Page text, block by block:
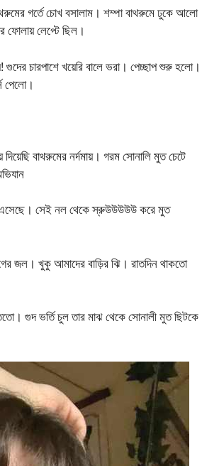
গর্তে চোখ বসালাম। শম্পা বাথরুমে ঢুকে আলো
ফোলায় লেপ্টে ছিল।
চারপাশে খয়েরি বালে ভরা। পেচ্ছাপ শুরু হলো।
পেলো।
বাথরুমের নর্দমায়। গরম সোনালি মুত চেটে
এসেছে। সেই নল থেকে স্রুউউউউউ করে মুত
জল। খুকু আমাদের বাড়ির ঝি। রাতদিন থাকতো
গুদ ভর্তি চুল তার মাঝ থেকে সোনালী মুত ছিটকে